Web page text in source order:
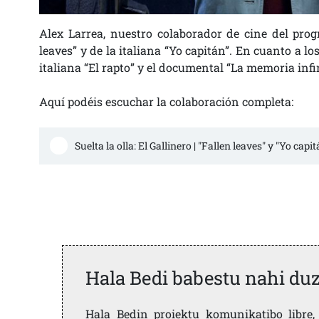
Alex Larrea, nuestro colaborador de cine del
leaves” y de la italiana “Yo capitán”. En cuanto a
italiana “El rapto” y el documental “La memoria
Aquí podéis escuchar la colaboración completa:
Suelta la olla: El Gallinero | "Fallen leaves" y "Yo
Hala Bedi babestu nahi
Hala Bedin proiektu komunikatibo